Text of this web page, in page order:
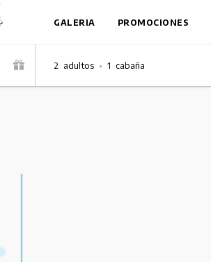
GALERIA PROMOCIONES
2 adultos • 1 cabaña